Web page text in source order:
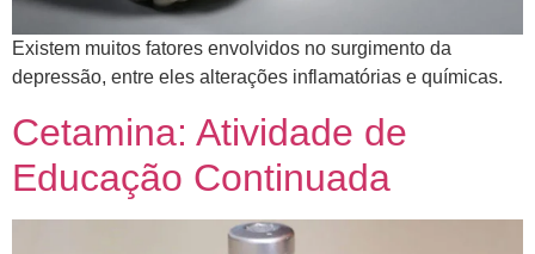
​Existem muitos fatores envolvidos no surgimento da
depressão, entre eles alterações inflamatórias e químicas.
Cetamina: Atividade de
Educação Continuada